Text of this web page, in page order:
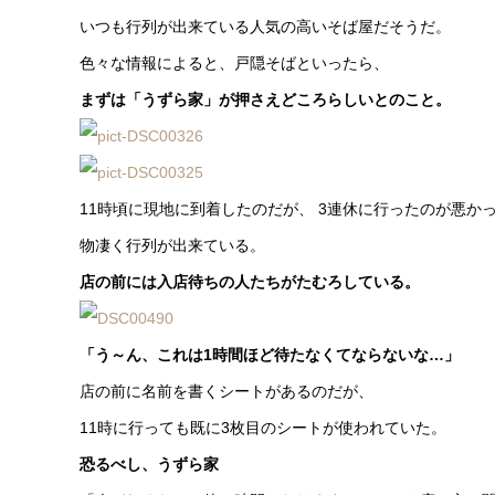
いつも行列が出来ている人気の高いそば屋だそうだ。
色々な情報によると、戸隠そばといったら、
まずは「うずら家」が押さえどころらしいとのこと。
11時頃に現地に到着したのだが、 3連休に行ったのが悪か
物凄く行列が出来ている。
店の前には入店待ちの人たちがたむろしている。
「う～ん、これは1時間ほど待たなくてならないな…」
店の前に名前を書くシートがあるのだが、
11時に行っても既に3枚目のシートが使われていた。
恐るべし、うずら家